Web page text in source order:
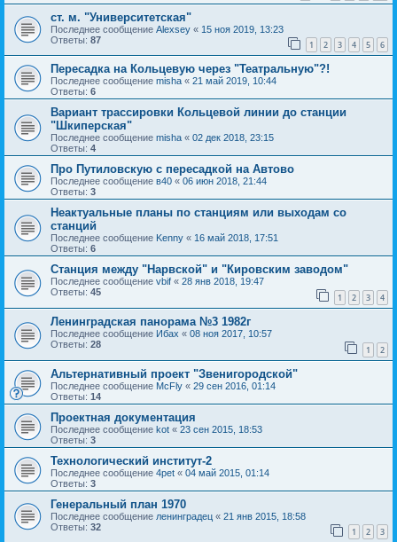
ст. м. "Университетская"
Последнее сообщение Alexsey « 15 ноя 2019, 13:23
Ответы: 87 1 2 3 4 5 6
Пересадка на Кольцевую через "Театральную"?!
Последнее сообщение misha « 21 май 2019, 10:44
Ответы: 6
Вариант трассировки Кольцевой линии до станции
"Шкиперская"
Последнее сообщение misha « 02 дек 2018, 23:15
Ответы: 4
Про Путиловскую с пересадкой на Автово
Последнее сообщение в40 « 06 июн 2018, 21:44
Ответы: 3
Неактуальные планы по станциям или выходам со
станций
Последнее сообщение Kenny « 16 май 2018, 17:51
Ответы: 6
Станция между "Нарвской" и "Кировским заводом"
Последнее сообщение vbif « 28 янв 2018, 19:47
Ответы: 45 1 2 3 4
Ленинградская панорама №3 1982г
Последнее сообщение Ибах « 08 ноя 2017, 10:57
Ответы: 28 1 2
Альтернативный проект "Звенигородской"
Последнее сообщение McFly « 29 сен 2016, 01:14
Ответы: 14
Проектная документация
Последнее сообщение kot « 23 сен 2015, 18:53
Ответы: 3
Технологический институт-2
Последнее сообщение 4pet « 04 май 2015, 01:14
Ответы: 3
Генеральный план 1970
Последнее сообщение ленинградец « 21 янв 2015, 18:58
Ответы: 32 1 2 3